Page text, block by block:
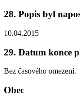
28. Popis byl
10.04.2015
29. Datum konce
Bez časového omezení.
Obec